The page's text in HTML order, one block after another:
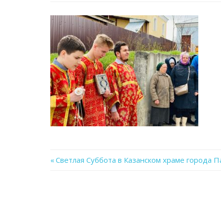
Previous
Светлая Суббота в Казанском храме города